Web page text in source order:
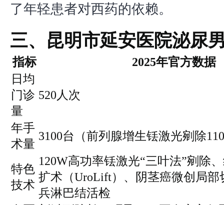
了年轻患者对西药的依赖。
三、昆明市延安医院泌尿
指标
2025年官方数据
日均
门诊
量
520人次
年手
术量
3100台（前列腺增生铥激光剜除
特色
技术
120W高功率铥激光“三叶法”剜除
扩术（UroLift）、阴茎癌微创局部
兵淋巴结活检